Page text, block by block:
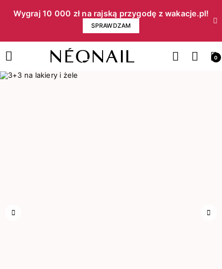
Wygraj 10 000 zł na rajską przygodę z wakacje.pl!​
SPRAWDZAM
0